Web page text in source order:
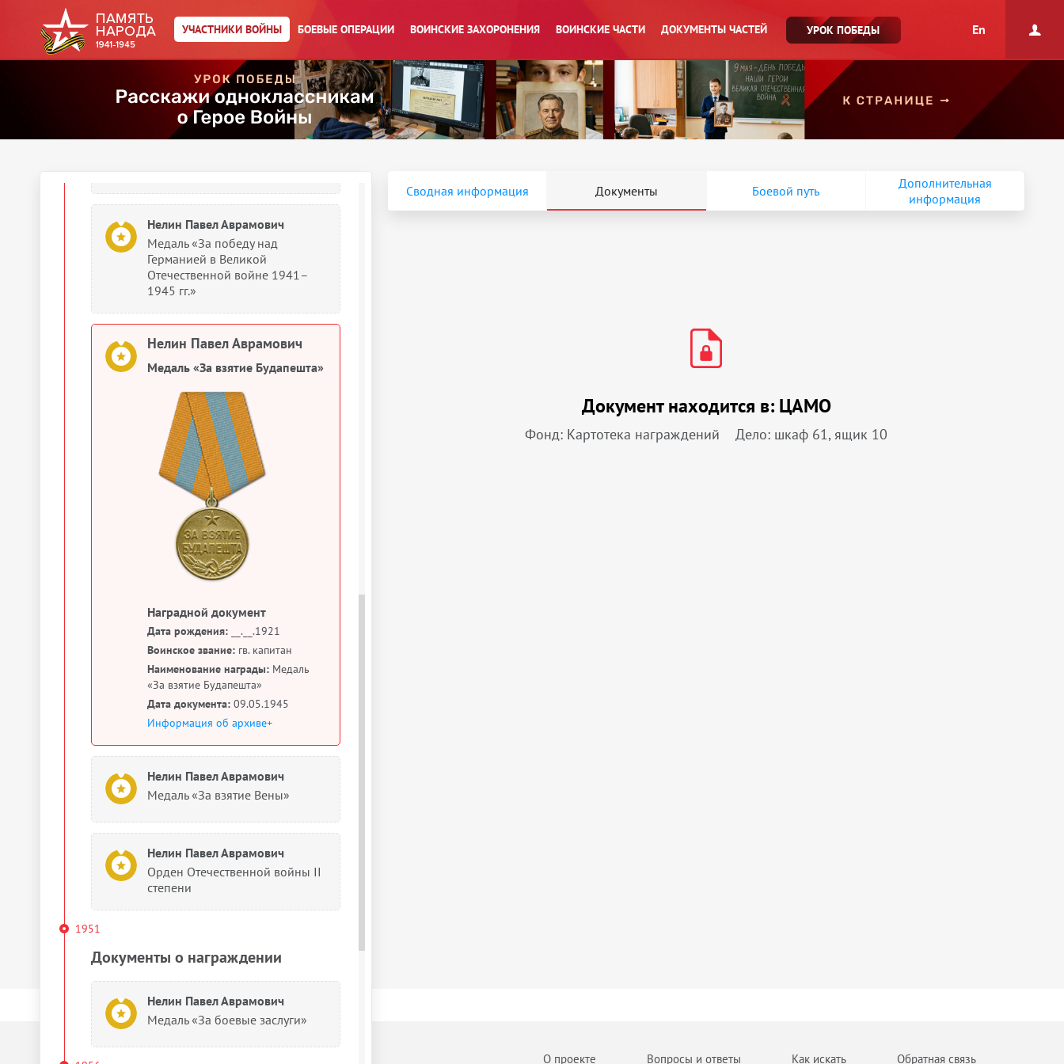
УЧАСТНИКИ ВОЙНЫ БОЕВЫЕ ОПЕРАЦИИ ВОИНСКИЕ ЗАХОРОНЕНИЯ ВОИНСКИЕ ЧАСТИ ДОКУМЕНТЫ ЧАСТЕЙ УРОК ПОБЕДЫ En
Нелин Павел Аврамович
Орден Красной Звезды
Нелин Павел Аврамович
Нелин Павел Аврамович
Медаль «За победу над
Германией в Великой
Отечественной войне 1941–
1945 гг.»
Нелин Павел Аврамович
Медаль «За взятие Будапешта»
Наградной документ
Дата рождения: __.__.1921
Воинское звание: гв. капитан
Наименование награды: Медаль
«За взятие Будапешта»
Дата документа: 09.05.1945
Информация об архиве+
Нелин Павел Аврамович
Медаль «За взятие Вены»
Нелин Павел Аврамович
Орден Отечественной войны II
степени
1951
Документы о награждении
Нелин Павел Аврамович
Медаль «За боевые заслуги»
Сводная информация Документы Боевой путь
Дополнительная
информация
Документ находится в: ЦАМО
Фонд: Картотека награждений Дело: шкаф 61, ящик 10
О проекте Вопросы и ответы Как искать Обратная связь